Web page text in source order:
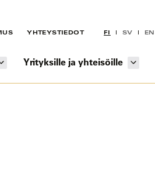
YHTEYSTIEDOT FI SV EN
Yrityksille ja yhteisöille